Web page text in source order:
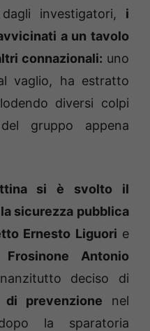
investigatori, i
a un tavolo
connazionali: uno
vaglio, ha estratto
diversi colpi
gruppo appena
si è svolto il
sicurezza pubblica
Ernesto Liguori e
Antonio
deciso di
prevenzione nel
la sparatoria